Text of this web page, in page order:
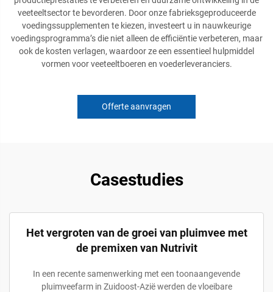
veeteeltsector te bevorderen. Door onze fabrieksgeproduceerde
voedingssupplementen te kiezen, investeert u in nauwkeurige
voedingsprogramma’s die niet alleen de efficiëntie verbeteren, maar
ook de kosten verlagen, waardoor ze een essentieel hulpmiddel
vormen voor veeteeltboeren en voederleveranciers.
Offerte aanvragen
Casestudies
Het vergroten van de groei van pluimvee met
de premixen van Nutrivit
In een recente samenwerking met een toonaangevende
pluimveefarm in Zuidoost-Azië werden de vloeibare